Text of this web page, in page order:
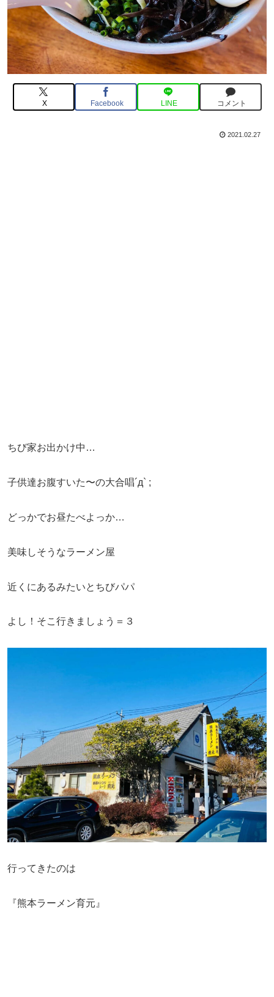
X Facebook LINE コメント
2021.02.27
ちび家お出かけ中…
子供達お腹すいた〜の大合唱´д` ;
どっかでお昼たべよっか…
美味しそうなラーメン屋
近くにあるみたいとちびパパ
よし！そこ行きましょう＝３
行ってきたのは
『熊本ラーメン育元』